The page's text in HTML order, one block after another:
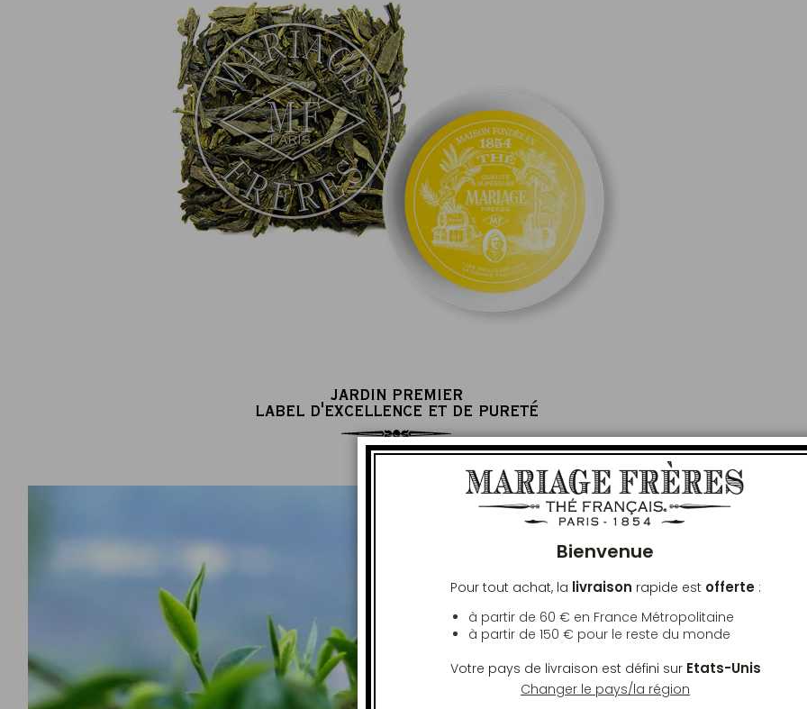
JARDIN PREMIER
LABEL D'EXCELLENCE ET DE PURETÉ
Bienvenue
Pour tout achat, la livraison rapide est offerte:
à partir de 60 € en France Métropolitaine
à partir de 150 € pour le reste du monde
Votre pays de livraison est défini sur Etats-Unis
Changer le pays/la région